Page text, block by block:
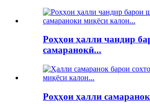
Роҳҳои ҳалли чандир
самаранокӣ...
Роҳҳои ҳалли